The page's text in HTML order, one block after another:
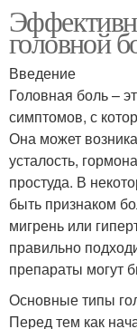
головной
Введение
Головная боль –
симптомов, с
Она может
усталость,
простуда. В
быть признаком
мигрень или
правильно
препараты могут
Основные типы
Перед тем как